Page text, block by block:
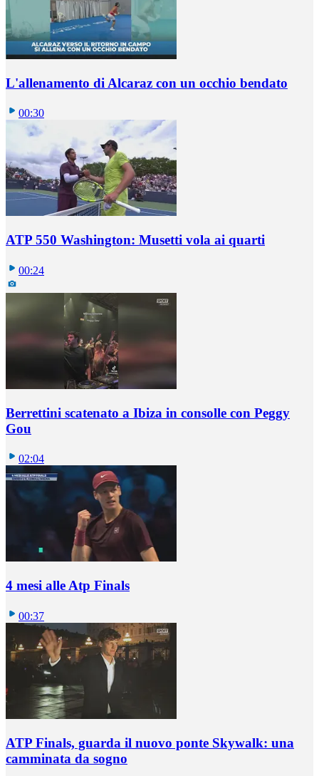
L'allenamento di Alcaraz con un occhio bendato
00:30
ATP 550 Washington: Musetti vola ai quarti
00:24
Berrettini scatenato a Ibiza in consolle con Peggy
Gou
02:04
4 mesi alle Atp Finals
00:37
ATP Finals, guarda il nuovo ponte Skywalk: una
camminata da sogno